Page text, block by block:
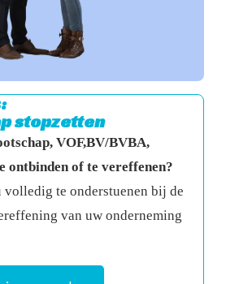
stopzetten
VOF,BV/BVBA,
ontbinden of te vereffenen?
te onderstuenen bij de
van uw onderneming